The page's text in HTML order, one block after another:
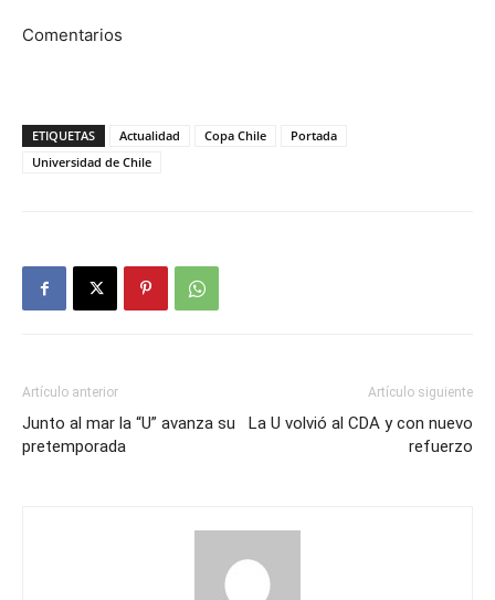
Comentarios
ETIQUETAS Actualidad Copa Chile
Portada
Universidad de Chile
Artículo anterior
Junto al mar la “U” avanza su
pretemporada
Artículo siguiente
La U volvió al CDA y con nuevo
refuerzo